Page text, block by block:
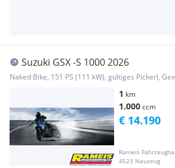
Suzuki GSX -S 1000 2026
Naked Bike, 151 PS (111 kW), gültiges Pickerl,
1 km
1.000ccm
Rameis
4523 Neuzeug
€ 14.190